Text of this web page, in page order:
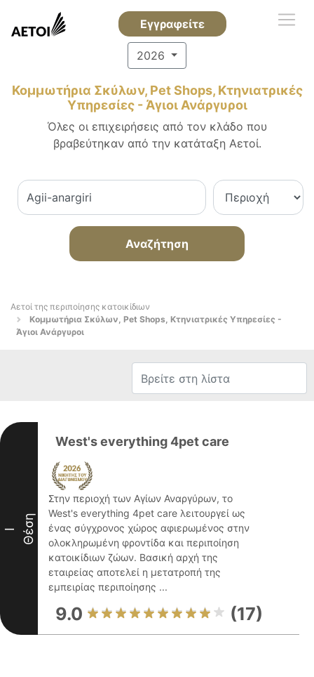
Εγγραφείτε
2026
Κομμωτήρια Σκύλων, Pet Shops, Κτηνιατρικές
Υπηρεσίες - Άγιοι Ανάργυροι
Όλες οι επιχειρήσεις από τον κλάδο που
βραβεύτηκαν από την κατάταξη Αετοί.
Αναζήτηση
Αετοί της περιποίησης κατοικίδιων
Κομμωτήρια Σκύλων, Pet Shops, Κτηνιατρικές Υπηρεσίες -
Άγιοι Ανάργυροι
I Θέση
West's everything 4pet care
Στην περιοχή των Αγίων Αναργύρων, το
West's everything 4pet care λειτουργεί ως
ένας σύγχρονος χώρος αφιερωμένος στην
ολοκληρωμένη φροντίδα και περιποίηση
κατοικίδιων ζώων. Βασική αρχή της
εταιρείας αποτελεί η μετατροπή της
εμπειρίας περιποίησης ...
9.0 (17)